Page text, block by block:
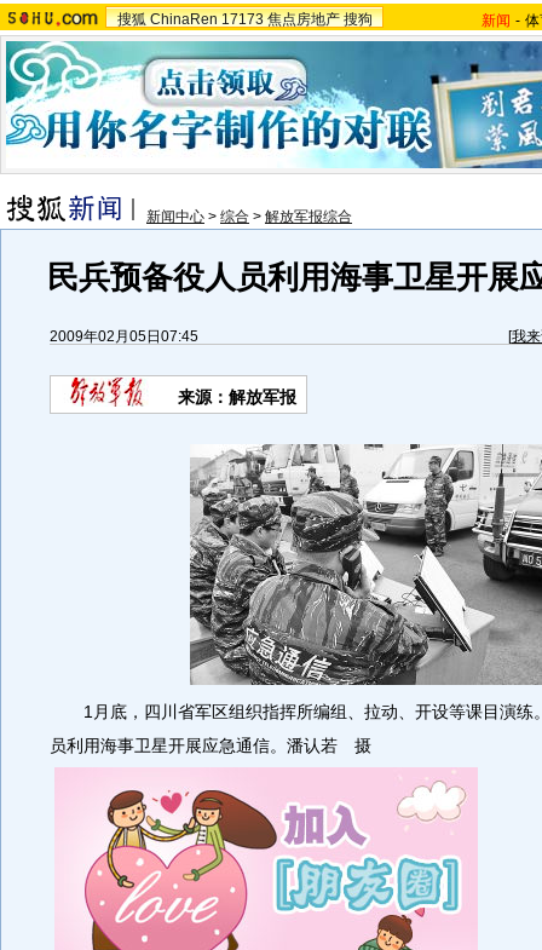
搜狐 ChinaRen 17173 焦点房地产 搜狗 新闻 -
新闻中心 > 综合 > 解放军报综合
民兵预备役人员利用海事卫星开展
2009年02月05日07:45 [我
来源：解放军报
1月底，四川省军区组织指挥所编组、拉动、开设等课目演练
员利用海事卫星开展应急通信。潘认若 摄